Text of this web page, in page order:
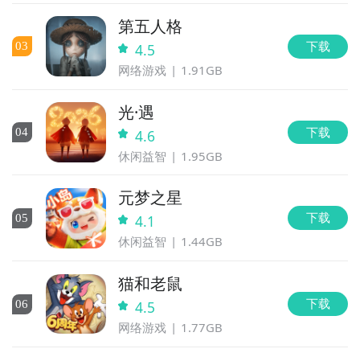
03
第五人格
4.5
网络游戏 1.91GB
下载
04
光·遇
4.6
休闲益智 1.95GB
下载
05
元梦之星
4.1
休闲益智 1.44GB
下载
06
猫和老鼠
4.5
网络游戏 1.77GB
下载